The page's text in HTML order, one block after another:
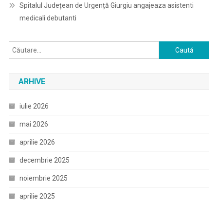
Spitalul Județean de Urgență Giurgiu angajeaza asistenti
medicali debutanti
Caută
după:
ARHIVE
iulie 2026
mai 2026
aprilie 2026
decembrie 2025
noiembrie 2025
aprilie 2025